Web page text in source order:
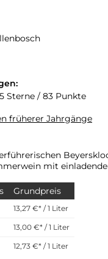
Sterne / 83 Punkte
früherer Jahrgänge
mit
Grundpreis
13,27 €* / 1 Liter
13,00 €* / 1 Liter
12,73 €* / 1 Liter